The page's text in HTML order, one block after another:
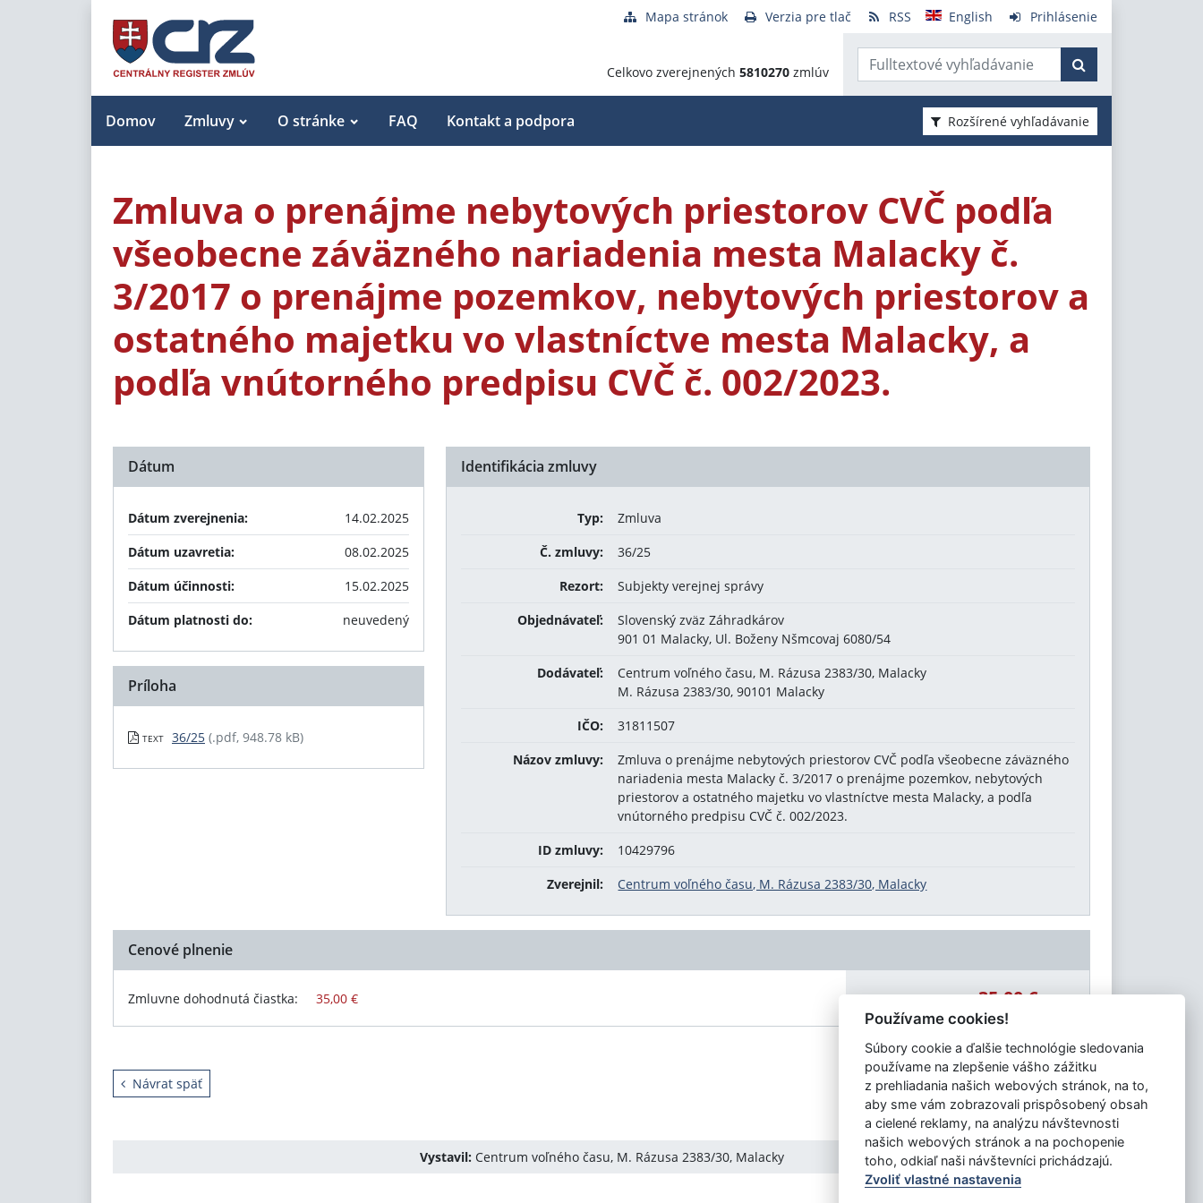
Mapa stránok Verzia pre tlač RSS English Prihlásenie
Celkovo zverejnených 5810270 zmlúv
Domov Zmluvy O stránke FAQ Kontakt a podpora Rozšírené vyhľadávanie
Zmluva o prenájme nebytových priestorov CVČ podľa
všeobecne záväzného nariadenia mesta Malacky č.
3/2017 o prenájme pozemkov, nebytových priestorov a
ostatného majetku vo vlastníctve mesta Malacky, a
podľa vnútorného predpisu CVČ č. 002/2023.
Identifikácia zmluvy
Typ:
Zmluva
Č. zmluvy:
36/25
Rezort:
Subjekty verejnej správy
Objednávateľ:
Slovenský zväz Záhradkárov
901 01 Malacky, Ul. Boženy Nšmcovaj 6080/54
Dodávateľ:
Centrum voľného času, M. Rázusa 2383/30, Malacky
M. Rázusa 2383/30, 90101 Malacky
IČO:
31811507
Názov zmluvy:
Zmluva o prenájme nebytových priestorov CVČ podľa všeobecne záväzného
nariadenia mesta Malacky č. 3/2017 o prenájme pozemkov, nebytových
priestorov a ostatného majetku vo vlastníctve mesta Malacky, a podľa
vnútorného predpisu CVČ č. 002/2023.
ID zmluvy:
10429796
Zverejnil:
Centrum voľného času, M. Rázusa 2383/30, Malacky
Dátum
Dátum zverejnenia:
14.02.2025
Dátum uzavretia:
08.02.2025
Dátum účinnosti:
15.02.2025
Dátum platnosti do:
neuvedený
Príloha
TEXT 36/25 (.pdf, 948.78 kB)
Cenové plnenie
Zmluvne dohodnutá čiastka: 35,00 € Celková čiastka: 35,00 €
Návrat späť
Vystavil: Centrum voľného času, M. Rázusa 2383/30, Malacky
Používame cookies!
Súbory cookie a ďalšie technológie sledovania
používame na zlepšenie vášho zážitku
z prehliadania našich webových stránok, na to,
aby sme vám zobrazovali prispôsobený obsah
a cielené reklamy, na analýzu návštevnosti
našich webových stránok a na pochopenie
toho, odkiaľ naši návštevníci prichádzajú.
Zvoliť vlastné nastavenia